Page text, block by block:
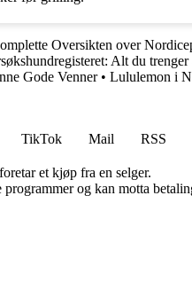
Oversikten over
Alt du trenger
Gode Venner• Lululemon i
TikTok Mail
RSS
et kjøp fra en selger.
og kan motta